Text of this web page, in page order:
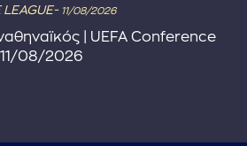
LEAGUE- 11/08/2026
| UEFA Conference
11/08/2026